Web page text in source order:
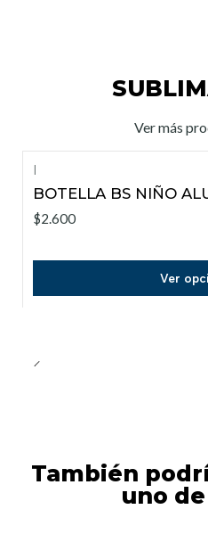
Ver más
|
BOTELLA BS NIÑO
$2.600
Ver
También
uno